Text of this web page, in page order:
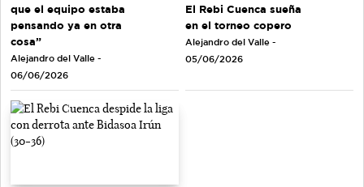
que el equipo estaba
pensando ya en otra
cosa”
Alejandro del Valle -
06/06/2026
El Rebi Cuenca sueña
en el torneo copero
Alejandro del Valle -
05/06/2026